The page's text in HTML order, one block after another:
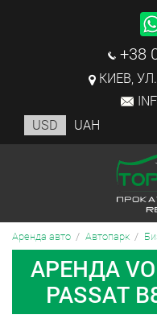
+38
КИЕВ,
USD
UAH
Аренда авто Автопарк
АРЕНДА
PASSAT